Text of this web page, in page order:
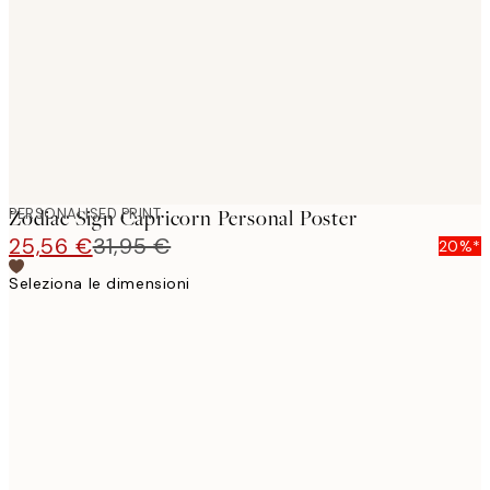
PERSONALISED PRINT
Zodiac Sign Capricorn Personal Poster
25,56 €31,95 €
20%*
Seleziona le dimensioni